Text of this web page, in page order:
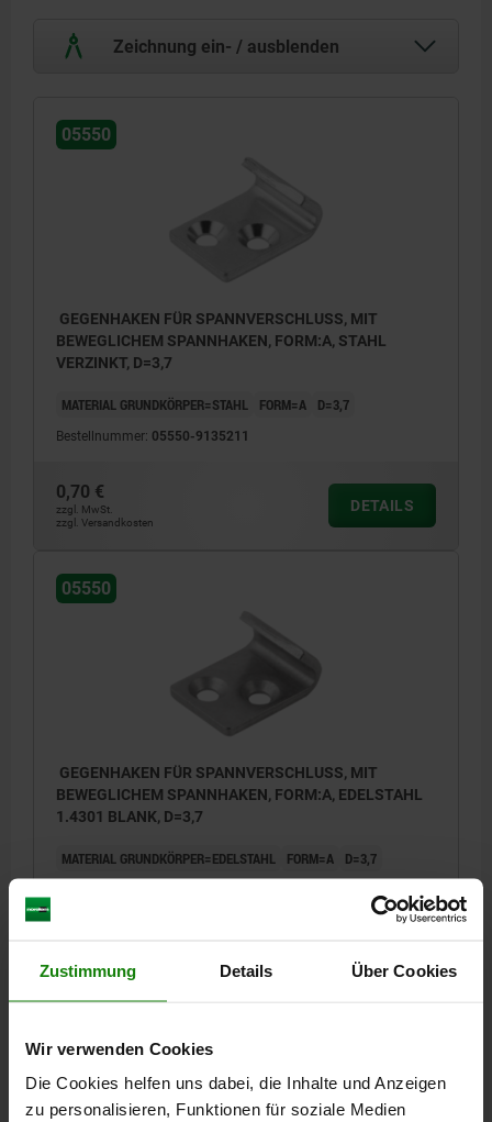
Zustimmung Details Über Cookies
Wir verwenden Cookies
Die Cookies helfen uns dabei, die Inhalte und Anzeigen
zu personalisieren, Funktionen für soziale Medien
Zeichnung ein- / ausblenden
05550
GEGENHAKEN FÜR SPANNVERSCHLUSS, MIT
BEWEGLICHEM SPANNHAKEN, FORM:A, STAHL
VERZINKT, D=3,7
MATERIAL GRUNDKÖRPER=STAHL FORM=A D=3,7
Bestellnummer: 05550-9135211
0,70 €
zzgl. MwSt.
zzgl. Versandkosten
DETAILS
05550
GEGENHAKEN FÜR SPANNVERSCHLUSS, MIT
BEWEGLICHEM SPANNHAKEN, FORM:A, EDELSTAHL
1.4301 BLANK, D=3,7
MATERIAL GRUNDKÖRPER=EDELSTAHL FORM=A D=3,7
zzgl. MwSt.
zzgl. Versandkosten
DETAILS